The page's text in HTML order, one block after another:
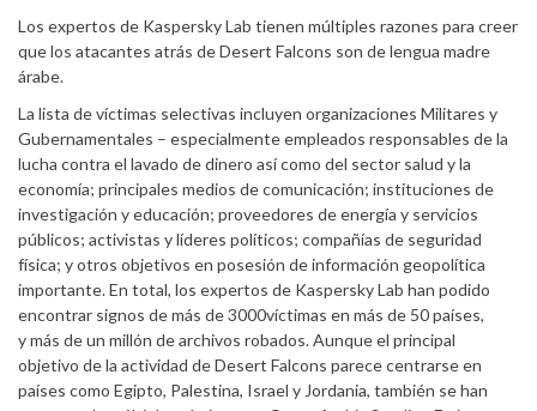
Los expertos de Kaspersky Lab tienen múltiples razones para creer
que los atacantes atrás de Desert Falcons son de lengua madre
árabe.
La lista de víctimas selectivas incluyen organizaciones Militares y
Gubernamentales – especialmente empleados responsables de la
lucha contra el lavado de dinero así como del sector salud y la
economía; principales medios de comunicación; instituciones de
investigación y educación; proveedores de energía y servicios
públicos; activistas y líderes políticos; compañías de seguridad
física; y otros objetivos en posesión de información geopolítica
importante. En total, los expertos de Kaspersky Lab han podido
encontrar signos de más de 3000víctimas en más de 50 países,
y más de un millón de archivos robados. Aunque el principal
objetivo de la actividad de Desert Falcons parece centrarse en
países como Egipto, Palestina, Israel y Jordania, también se han